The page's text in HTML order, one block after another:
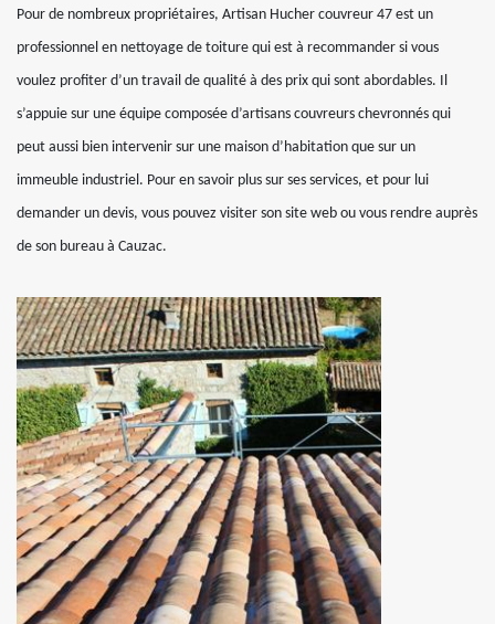
Pour de nombreux propriétaires, Artisan Hucher couvreur 47 est un
professionnel en nettoyage de toiture qui est à recommander si vous
voulez profiter d’un travail de qualité à des prix qui sont abordables. Il
s’appuie sur une équipe composée d’artisans couvreurs chevronnés qui
peut aussi bien intervenir sur une maison d’habitation que sur un
immeuble industriel. Pour en savoir plus sur ses services, et pour lui
demander un devis, vous pouvez visiter son site web ou vous rendre auprès
de son bureau à Cauzac.